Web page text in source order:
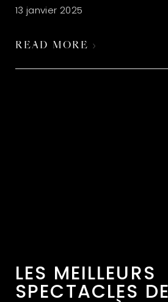
13 janvier 2025
READ MORE ›
LES MEILLEURS
SPECTACLES DE